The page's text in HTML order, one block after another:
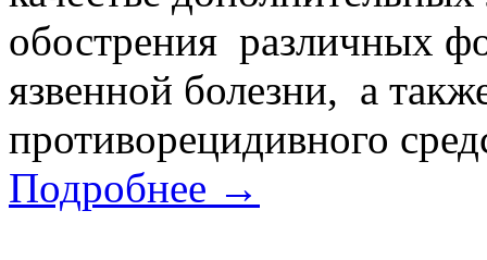
обострения различных
язвенной болезни, а
противорецидивного
Подробнее →